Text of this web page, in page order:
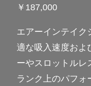
￥187,000
エアーインテイク
適な吸入速度およ
ーやスロットルレ
ランク上のパフォ